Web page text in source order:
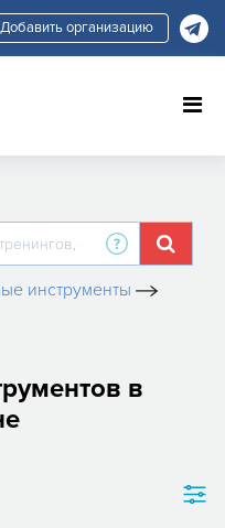
Добавить организацию
инструменты
в